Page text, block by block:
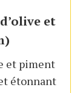
et
et piment
étonnant